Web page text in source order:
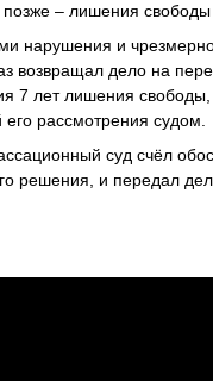
– лишения свободы
нарушения и
возвращал дело на
7 лет лишения
рассмотрения судом.
суд счёл
решения, и передал